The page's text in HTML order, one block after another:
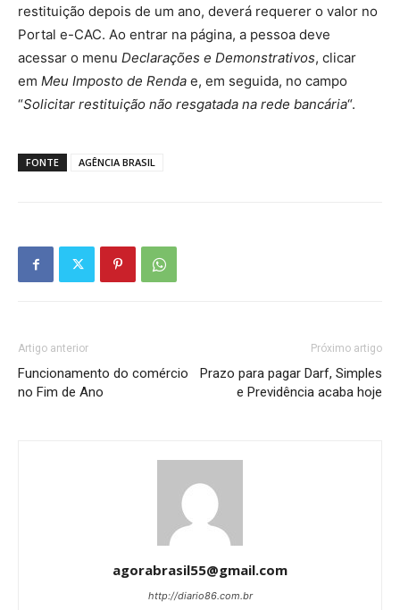
restituição depois de um ano, deverá requerer o valor no
Portal e-CAC. Ao entrar na página, a pessoa deve
acessar o menu Declarações e Demonstrativos, clicar
em Meu Imposto de Renda e, em seguida, no campo
“Solicitar restituição não resgatada na rede bancária“.
FONTE AGÊNCIA BRASIL
Artigo anterior
Funcionamento do comércio
no Fim de Ano
Próximo artigo
Prazo para pagar Darf, Simples
e Previdência acaba hoje
agorabrasil55@gmail.com
http://diario86.com.br